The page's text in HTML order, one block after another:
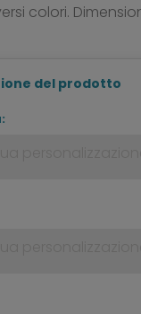
colori.
del prodotto